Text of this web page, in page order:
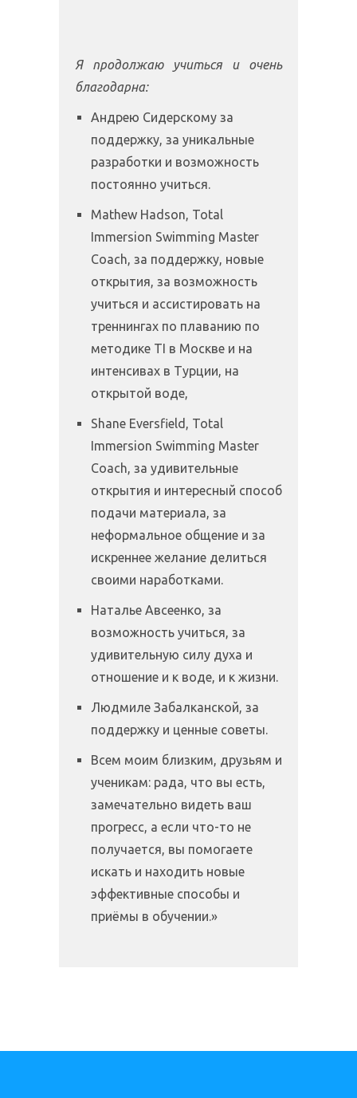
Я продолжаю учиться и очень
благодарна:
Андрею Сидерскому за
поддержку, за уникальные
разработки и возможность
постоянно учиться.
Mathew Hadson, Total
Immersion Swimming Master
Coach, за поддержку, новые
открытия, за возможность
учиться и ассистировать на
треннингах по плаванию по
методике TI в Москве и на
интенсивах в Турции, на
открытой воде,
Shane Eversfield, Total
Immersion Swimming Master
Coach, за удивительные
открытия и интересный способ
подачи материала, за
неформальное общение и за
искреннее желание делиться
своими наработками.
Наталье Авсеенко, за
возможность учиться, за
удивительную силу духа и
отношение и к воде, и к жизни.
Людмиле Забалканской, за
поддержку и ценные советы.
Всем моим близким, друзьям и
ученикам: рада, что вы есть,
замечательно видеть ваш
прогресс, а если что-то не
получается, вы помогаете
искать и находить новые
эффективные способы и
приёмы в обучении.»